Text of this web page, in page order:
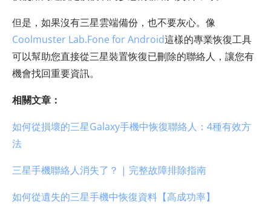
但是，如果沒有三星雲端備份，也不要灰心。像
Coolmuster Lab.Fone for Android這樣的專業恢復工具
可以幫助您直接從三星裝置恢復已刪除的聯絡人，讓您有
機會找回重要資訊。
相關文章：
如何從損壞的三星Galaxy手機中恢復聯絡人：4種有效方
法
三星手機聯絡人消失了？ | 完整故障排除指南
如何從遺失的三星手機中恢復資料【高成功率】